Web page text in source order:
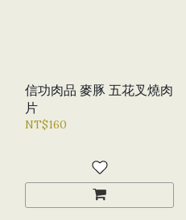
信功肉品 麥豚 五花叉燒肉
片
NT$160